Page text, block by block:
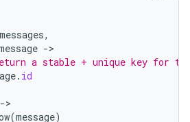
messages,
-
a stable + unique key for
. id
-
(message)